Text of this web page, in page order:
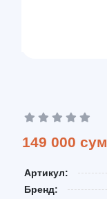
149 000 сум
Артикул:
Бренд: